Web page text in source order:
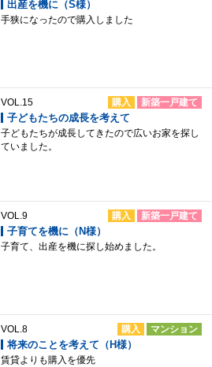
出産を機に（S様）
手狭になったので購入しました
VOL.15 購入 新築一戸建て
子どもたちの成長を考えて
子どもたちが成長してきたので広いお家を探し
ていました。
VOL.9 購入 新築一戸建て
子育てを機に（N様）
子育て、出産を機に探し始めました。
VOL.8 購入 マンション
将来のことを考えて（H様）
賃貸よりも購入を優先